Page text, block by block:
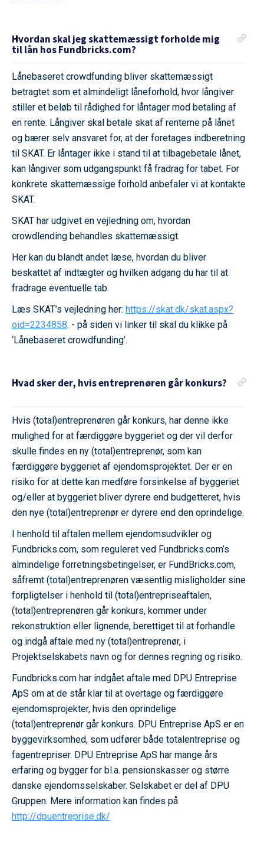
Hvordan skal jeg skattemæssigt forholde mig
til lån hos Fundbricks.com?
Lånebaseret crowdfunding bliver skattemæssigt
betragtet som et almindeligt låneforhold, hvor långiver
stiller et beløb til rådighed for låntager mod betaling af
en rente. Långiver skal betale skat af renterne på lånet
og bærer selv ansvaret for, at der foretages indberetning
til SKAT. Er låntager ikke i stand til at tilbagebetale lånet,
kan långiver som udgangspunkt få fradrag for tabet. For
konkrete skattemæssige forhold anbefaler vi at kontakte
SKAT.
SKAT har udgivet en vejledning om, hvordan
crowdlending behandles skattemæssigt.
Her kan du blandt andet læse, hvordan du bliver
beskattet af indtægter og hvilken adgang du har til at
fradrage eventuelle tab.
Læs SKAT’s vejledning her: https://skat.dk/skat.aspx?
oid=2234858. - på siden vi linker til skal du klikke på
‘Lånebaseret crowdfunding’.
Hvad sker der, hvis entreprenøren går konkurs?
Hvis (total)entreprenøren går konkurs, har denne ikke
mulighed for at færdiggøre byggeriet og der vil derfor
skulle findes en ny (total)entreprenør, som kan
færdiggøre byggeriet af ejendomsprojektet. Der er en
risiko for at dette kan medføre forsinkelse af byggeriet
og/eller at byggeriet bliver dyrere end budgetteret, hvis
den nye (total)entreprenør er dyrere end den oprindelige.
I henhold til aftalen mellem ejendomsudvikler og
Fundbricks.com, som reguleret ved Fundbricks.com’s
almindelige forretningsbetingelser, er FundBricks.com,
såfremt (total)entreprenøren væsentlig misligholder sine
forpligtelser i henhold til (total)entrepriseaftalen,
(total)entreprenøren går konkurs, kommer under
rekonstruktion eller lignende, berettiget til at forhandle
og indgå aftale med ny (total)entreprenør, i
Projektselskabets navn og for dennes regning og risiko.
Fundbricks.com har indgået aftale med DPU Entreprise
ApS om at de står klar til at overtage og færdiggøre
ejendomsprojekter, hvis den oprindelige
(total)entreprenør går konkurs. DPU Entreprise ApS er en
byggevirksomhed, som udfører både totalentreprise og
fagentrepriser. DPU Entreprise ApS har mange års
erfaring og bygger for bl.a. pensionskasser og større
danske ejendomsselskaber. Selskabet er del af DPU
Gruppen. Mere information kan findes på
http://dpuentreprise.dk/